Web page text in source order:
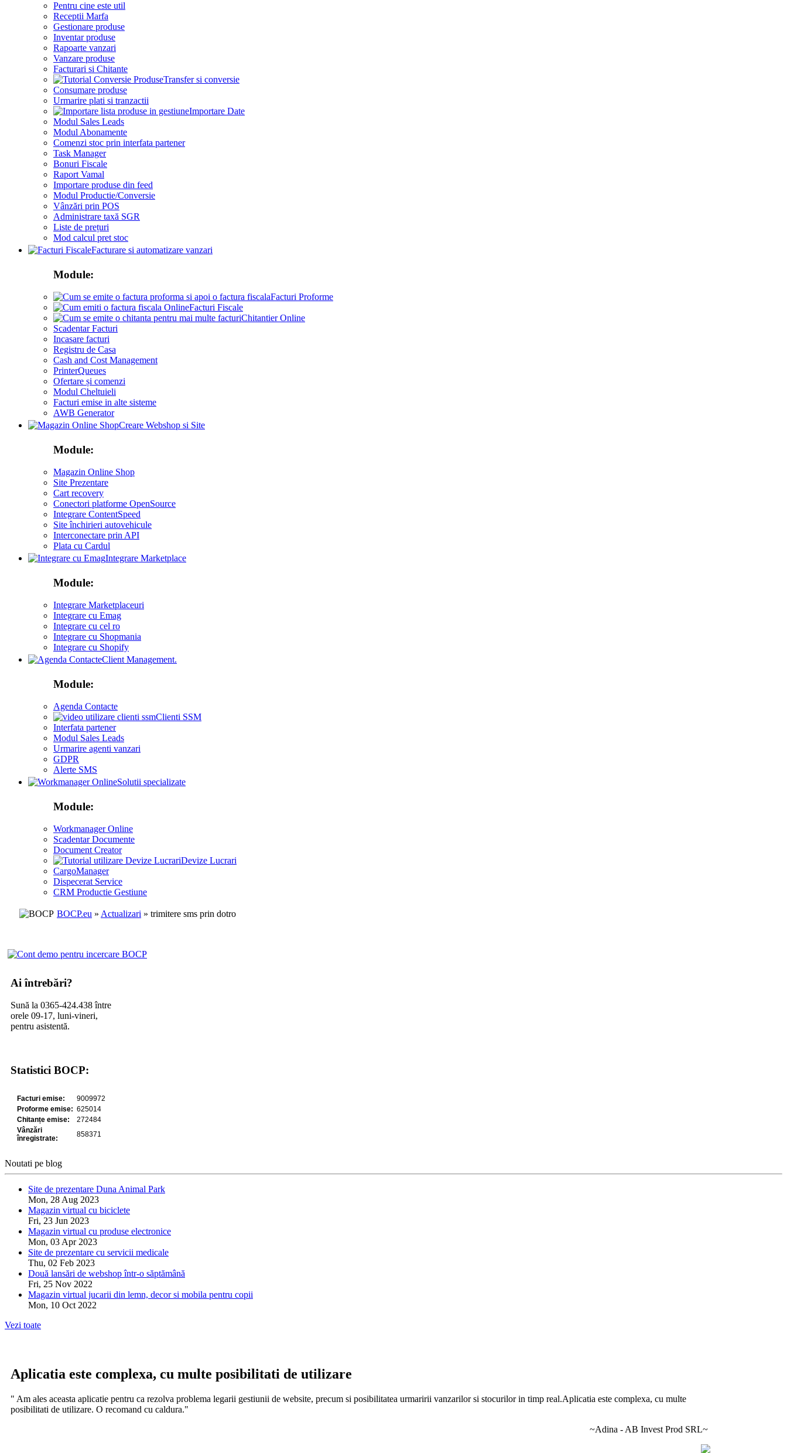
Pentru cine este util
Receptii Marfa
Gestionare produse
Inventar produse
Rapoarte vanzari
Vanzare produse
Facturari si Chitante
Transfer si conversie
Consumare produse
Urmarire plati si tranzactii
Importare Date
Modul Sales Leads
Modul Abonamente
Comenzi stoc prin interfata partener
Task Manager
Bonuri Fiscale
Raport Vamal
Importare produse din feed
Modul Productie/Conversie
Vânzări prin POS
Administrare taxă SGR
Liste de prețuri
Mod calcul pret stoc
Facturare si automatizare vanzari
Module:
Facturi Proforme
Facturi Fiscale
Chitantier Online
Scadentar Facturi
Incasare facturi
Registru de Casa
Cash and Cost Management
PrinterQueues
Ofertare și comenzi
Modul Cheltuieli
Facturi emise in alte sisteme
AWB Generator
Creare Webshop si Site
Module:
Magazin Online Shop
Site Prezentare
Cart recovery
Conectori platforme OpenSource
Integrare ContentSpeed
Site închirieri autovehicule
Interconectare prin API
Plata cu Cardul
Integrare Marketplace
Module:
Integrare Marketplaceuri
Integrare cu Emag
Integrare cu cel ro
Integrare cu Shopmania
Integrare cu Shopify
Client Management.
Module:
Agenda Contacte
Clienti SSM
Interfata partener
Modul Sales Leads
Urmarire agenti vanzari
GDPR
Alerte SMS
Solutii specializate
Module:
Workmanager Online
Scadentar Documente
Document Creator
Devize Lucrari
CargoManager
Dispecerat Service
CRM Productie Gestiune
BOCP.eu » Actualizari » trimitere sms prin dotro
Ai întrebări?
Sună la 0365-424.438 între
orele 09-17, luni-vineri,
pentru asistentă.
Statistici BOCP:
Noutati pe blog
Site de prezentare Duna Animal Park
Mon, 28 Aug 2023
Magazin virtual cu biciclete
Fri, 23 Jun 2023
Magazin virtual cu produse electronice
Mon, 03 Apr 2023
Site de prezentare cu servicii medicale
Thu, 02 Feb 2023
Două lansări de webshop într-o săptămână
Fri, 25 Nov 2022
Magazin virtual jucarii din lemn, decor si mobila pentru copii
Mon, 10 Oct 2022
Vezi toate
Aplicatia este complexa, cu multe posibilitati de utilizare
" Am ales aceasta aplicatie pentru ca rezolva problema legarii gestiunii de website, precum si posibilitatea urmaririi vanzarilor si stocurilor in timp real.Aplicatia este complexa, cu multe
posibilitati de utilizare. O recomand cu caldura."
~Adina - AB Invest Prod SRL~